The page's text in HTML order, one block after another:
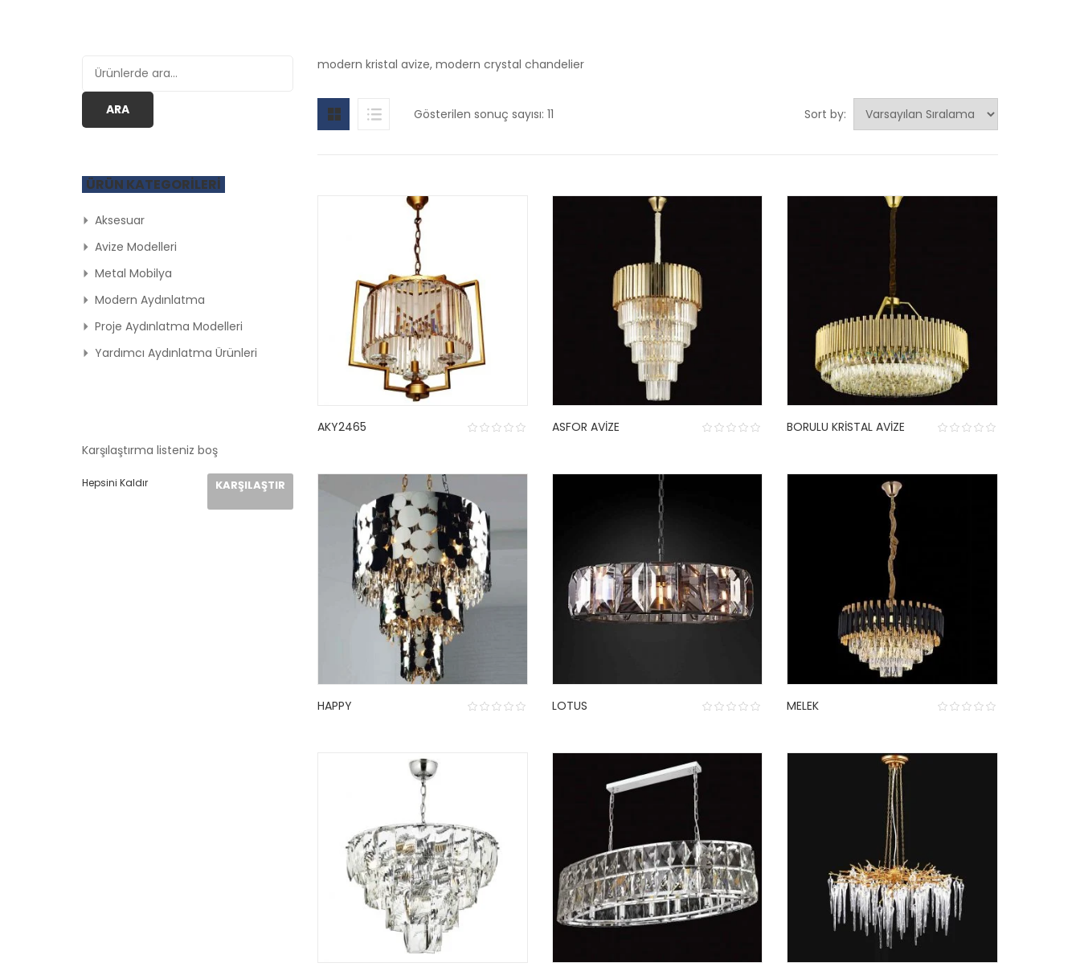
Ara:
ARA
ÜRÜN KATEGORILERI
Aksesuar
Avize Modelleri
Metal Mobilya
Modern Aydınlatma
Proje Aydınlatma Modelleri
Yardımcı Aydınlatma Ürünleri
Karşılaştırma listeniz boş
Hepsini Kaldır KARŞILAŞTIR
modern kristal avize, modern crystal chandelier
Gösterilen sonuç sayısı: 11 Sort by:
AKY2465 ASFOR AVIZE BORULU KRISTAL AVIZE
HAPPY LOTUS MELEK